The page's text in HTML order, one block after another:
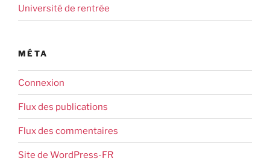
Université de rentrée
MÉTA
Connexion
Flux des publications
Flux des commentaires
Site de WordPress-FR